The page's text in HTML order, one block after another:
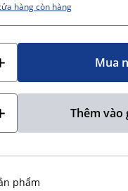
hàng còn hàng
Mua
Thêm vào
phẩm